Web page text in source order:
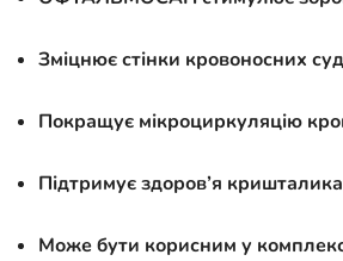
Зміцнює стінки кровоносних
Покращує мікроциркуляцію
Підтримує здоров’я
Може бути корисним у